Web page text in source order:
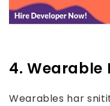
4. Wearable
Wearables har